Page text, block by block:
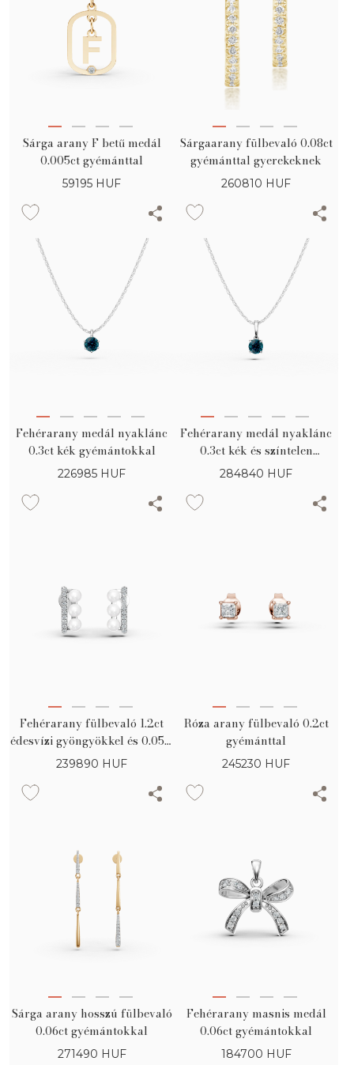
Sárga arany F betű medál
0.005ct gyémánttal
59195 HUF
Sárgaarany fülbevaló 0.08ct
gyémánttal gyerekeknek
260810 HUF
Fehérarany medál nyaklánc
0.3ct kék gyémántokkal
226985 HUF
Fehérarany medál nyaklánc
0.3ct kék és színtelen
gyémántokkal
284840 HUF
Fehérarany fülbevaló 1.2ct
édesvízi gyöngyökkel és 0.05ct
gyémántokkal
239890 HUF
Róza arany fülbevaló 0.2ct
gyémánttal
245230 HUF
Sárga arany hosszú fülbevaló
0.06ct gyémántokkal
271490 HUF
Fehérarany masnis medál
0.06ct gyémántokkal
184700 HUF